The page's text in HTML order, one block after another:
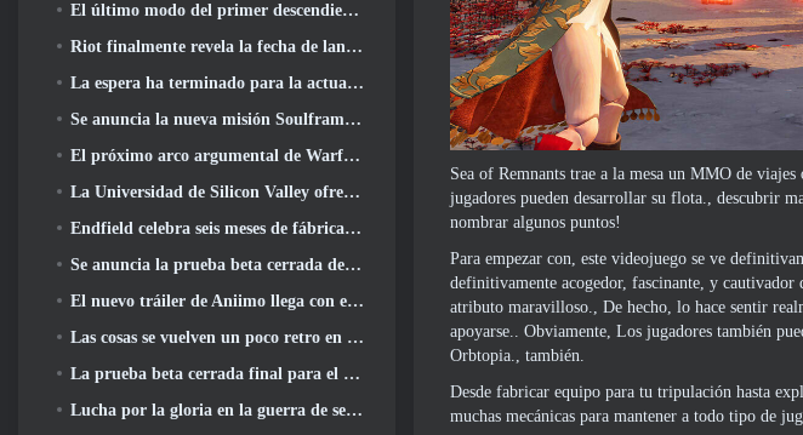
Sea of ​​Remnants trae a la mesa un MMO de
jugadores pueden desarrollar su flota., descubrir
nombrar algunos puntos!
Para empezar con, este videojuego se ve
definitivamente acogedor, fascinante, y cautivador
atributo maravilloso., De hecho, lo hace sentir
apoyarse.. Obviamente, Los jugadores también
Orbtopia., también.
Desde fabricar equipo para tu tripulación hasta
muchas mecánicas para mantener a todo tipo de
El último modo del primer descendiente reúne las difíciles batallas de intercepción del vacío y las profundidades
Riot finalmente revela la fecha de lanzamiento del modo clásico de League Of Legends
La espera ha terminado para la actualización de alojamiento para grandes jugadores de RuneScape
Se anuncia la nueva misión Soulframe Fable
El próximo arco argumental de Warframe lleva a los jugadores a un mapa estelar completamente nuevo, El sistema Tau
La Universidad de Silicon Valley ofrece becas para juegos y algunos de los requisitos son interesantes
Endfield celebra seis meses de fábricas y tirolesas durante su próxima actualización
Se anuncia la prueba beta cerrada de la tercera etapa de las batallas de infantería de Of War Thunder
El nuevo tráiler de Aniimo llega con el lanzamiento de la última prueba beta cerrada
Las cosas se vuelven un poco retro en la temporada final 11 Actualizar
La prueba beta cerrada final para el shooter F2P Sudden Attack Zero Point de Nexon comenzó hoy
Lucha por la gloria en la guerra de servidores de Lineage II